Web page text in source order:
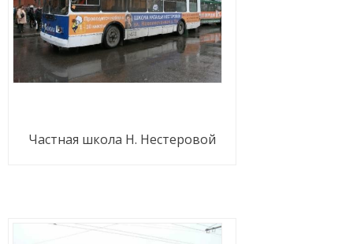
Частная школа Н. Нестеровой